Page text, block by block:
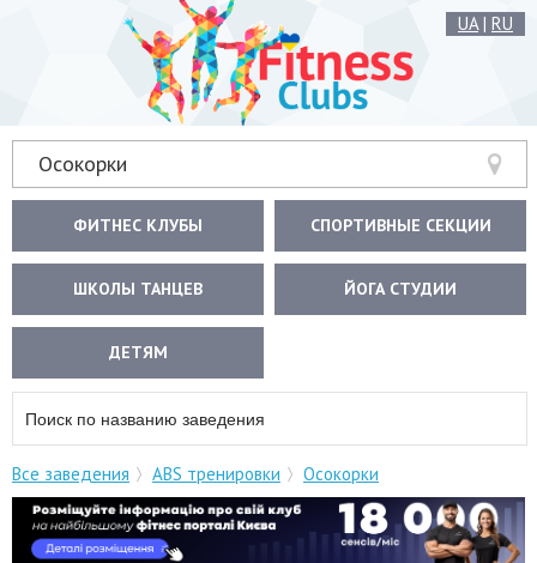
UA| RU
Осокорки
ФИТНЕС КЛУБЫ СПОРТИВНЫЕ СЕКЦИИ
ШКОЛЫ ТАНЦЕВ ЙОГА СТУДИИ
ДЕТЯМ
Все заведения ABS тренировки Осокорки